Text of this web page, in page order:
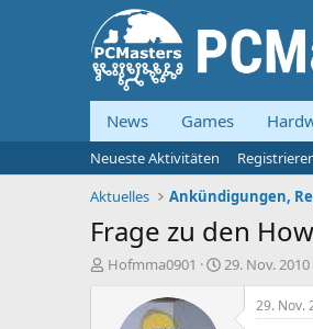
News Games
Neueste Aktivitäten
Aktuelles
Ankündigungen,
Frage zu den
E
Hofmma0901
E
29. Nov. 2010
29. Nov.